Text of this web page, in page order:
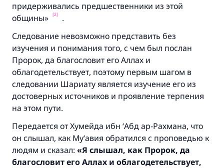
придерживались предшественники из этой
общины»
[2]
.
Следование невозможно представить без
изучения и понимания того, с чем был послан
Пророк, да благословит его Аллах и
облагодетельствует, поэтому первым шагом в
следовании Шариату является изучение его из
достоверных источников и проявление терпения
на этом пути.
Передается от Хумейда ибн ‘Абд ар-Рахмана, что
он слышал, как Му‘авия обратился с проповедью к
людям и сказал: «Я слышал, как Пророк, да
благословит его Аллах и облагодетельствует,